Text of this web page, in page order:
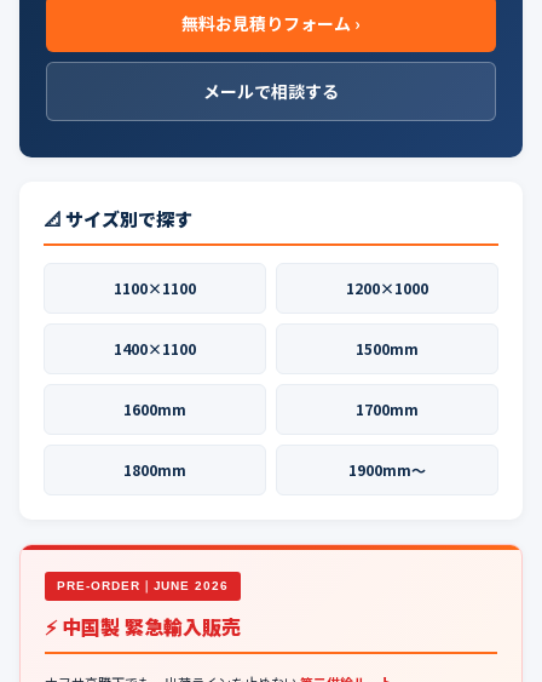
無料お見積りフォーム ›
メールで相談する
📐 サイズ別で探す
1100×1100 1200×1000
1400×1100 1500mm
1600mm 1700mm
1800mm 1900mm〜
PRE-ORDER｜JUNE 2026
⚡ 中国製 緊急輸入販売